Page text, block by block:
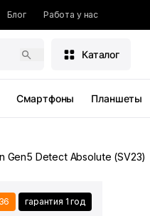
Блог Работа у нас
Каталог
Смартфоны Планшеты
Gen5 Detect Absolute (SV23)
гарантия 1 год